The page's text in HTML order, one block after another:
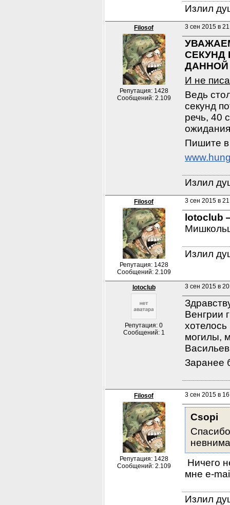
Излил
Filosof
Репутация: 1428
Сообщений: 2.109
3 сен 2015 в
СЕКУНД
ДАННОЙ
И не
Ведь
секунд
речь, 40
Пишите
Излил
Filosof
Репутация: 1428
Сообщений: 2.109
3 сен 2015 в
Излил
lotoclub
Репутация: 0
Сообщений: 1
3 сен 2015 в
Венгрии
могилы,
Заранее
Filosof
Репутация: 1428
Сообщений: 2.109
3 сен 2015 в
Csopi
Ничего
мне e-
Излил